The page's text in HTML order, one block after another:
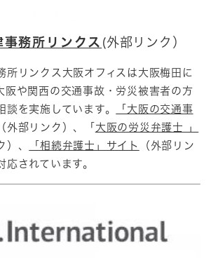
務所リンクス (外部リンク）
所リンクス大阪オフィスは大阪梅田に
阪や関西の交通事故・労災被害者の方
談を実施しています。
「大阪の交通事
（外部リンク）、「 大阪の労災弁護士 」
）、 「相続弁護士」サイト
（外部リン
応されています。​